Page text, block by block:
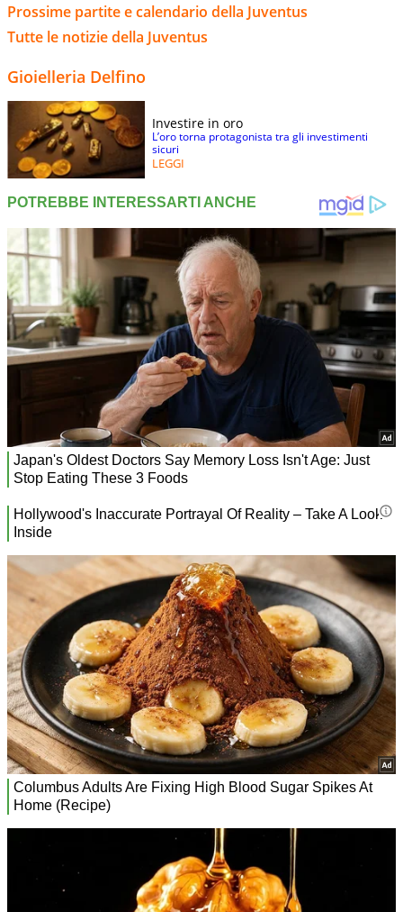
Prossime partite e calendario della Juventus
Tutte le notizie della Juventus
Gioielleria Delfino
Investire in oro
L’oro torna protagonista tra gli investimenti
sicuri
LEGGI